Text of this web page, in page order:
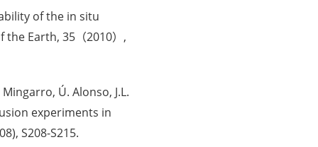
of the in situ
Earth, 35（2010）,
Ú. Alonso, J.L.
experiments in
S208-S215.